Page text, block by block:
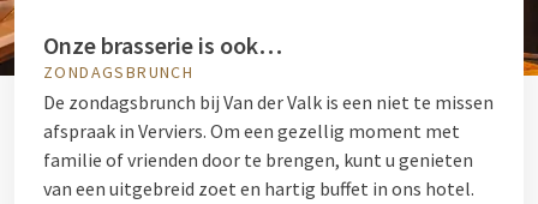
Onze brasserie is ook…
ZONDAGSBRUNCH
De zondagsbrunch bij Van der Valk is een niet te missen
afspraak in Verviers. Om een gezellig moment met
familie of vrienden door te brengen, kunt u genieten
van een uitgebreid zoet en hartig buffet in ons hotel.